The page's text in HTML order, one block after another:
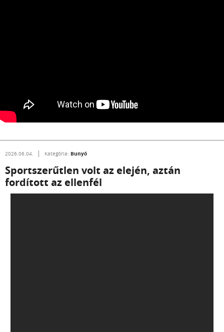
2026.06.04. Kategória: Bunyó
Sportszerűtlen volt az elején, aztán
fordított az ellenfél